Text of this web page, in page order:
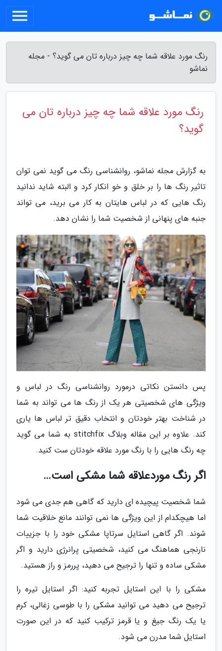
رنگ مورد علاقه شما چه چیز درباره تان می گوید؟ - مجله
نماشو
رنگ مورد علاقه شما چه چیز درباره تان می
گوید؟
به گزارش مجله نماشو، روانشناسی رنگ می گوید نمی توان
تاثیر رنگ ها را بر خلق و خو انکار کرد و البته شاید ندانید
رنگ هایی که در لباس هایتان به کار می برید، می تواند
جنبه های پنهانی از شخصیت شما را نشان دهد.
پس دانستن نکاتی درمورد روانشناسی رنگ در لباس و
ویژگی های شخصیتی هر یک از رنگ ها می تواند به شما
در شناخت بهتر خودتان و انتخاب دقیق تر لباس ها یاری
کند. علاوه بر این مقاله وبلاگ stitchfix به شما می گوید
چه رنگ هایی را با رنگ مورد علاقه خودتان ست کنید.
اگر رنگ موردعلاقه شما مشکی است…
شما شخصیت پیچیده ای دارید که گاهی هم جدی می شود
اما هیچکدام از این ویژگی ها نمی توانند مانع خلاقیت شما
شوند. اگر گاهی استایل سرتاپا مشکی خود را با جزییات
نارنجی هماهنگ می کنید، شخصیتی پرانرژی دارید و اگر
مشکی ساده و تنها را ترجیح می دهید، پررمز و راز هستید.
مشکی را با این استایل تجربه کنید: اگر استایل تیره را
ترجیح می دهید می توانید مشکی را با طوسی زغالی، کرم
یا یک رنگ جیغ و یا قرمز ترکیب کنید که در این صورت
استایل شما مدرن می شود.